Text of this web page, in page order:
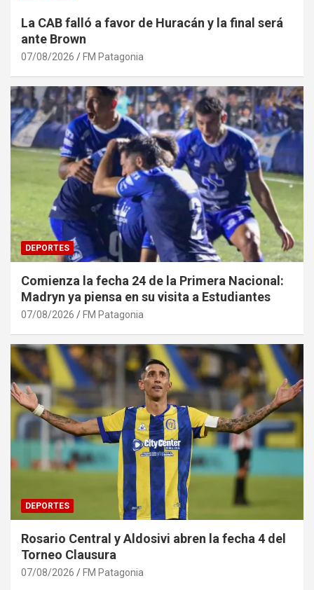
La CAB falló a favor de Huracán y la final será
ante Brown
07/08/2026 FM Patagonia
DEPORTES
Comienza la fecha 24 de la Primera Nacional:
Madryn ya piensa en su visita a Estudiantes
07/08/2026 FM Patagonia
DEPORTES
Rosario Central y Aldosivi abren la fecha 4 del
Torneo Clausura
07/08/2026 FM Patagonia